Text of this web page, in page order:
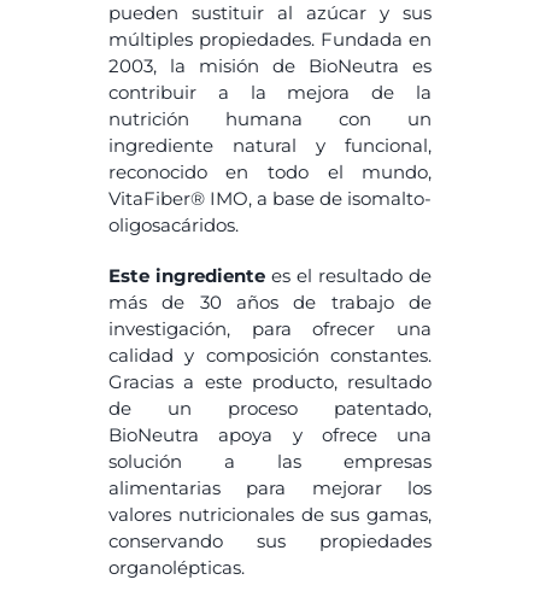
pueden sustituir al azúcar y sus
múltiples propiedades. Fundada en
2003, la misión de BioNeutra es
contribuir a la mejora de la
nutrición humana con un
ingrediente natural y funcional,
reconocido en todo el mundo,
VitaFiber® IMO, a base de isomalto-
oligosacáridos.
Este ingredientees el resultado de
más de 30 años de trabajo de
investigación, para ofrecer una
calidad y composición constantes.
Gracias a este producto, resultado
de un proceso patentado,
BioNeutra apoya y ofrece una
solución a las empresas
alimentarias para mejorar los
valores nutricionales de sus gamas,
conservando sus propiedades
organolépticas.